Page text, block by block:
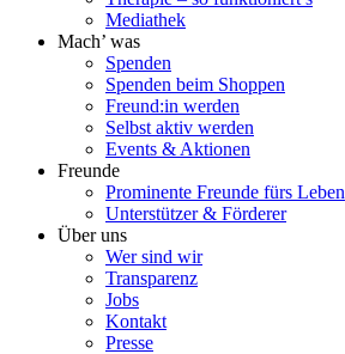
Mediathek
Mach’ was
Spenden
Spenden beim Shoppen
Freund:in werden
Selbst aktiv werden
Events & Aktionen
Freunde
Prominente Freunde fürs Leben
Unterstützer & Förderer
Über uns
Wer sind wir
Transparenz
Jobs
Kontakt
Presse